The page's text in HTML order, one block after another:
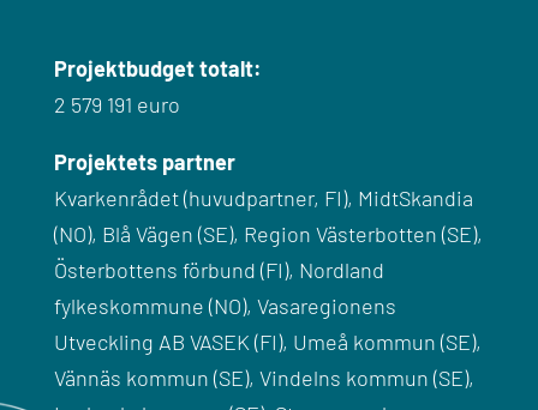
Projektbudget totalt:
2 579 191 euro
Projektets partner
Kvarkenrådet (huvudpartner, FI), MidtSkandia
(NO), Blå Vägen (SE), Region Västerbotten (SE),
Österbottens förbund (FI), Nordland
fylkeskommune (NO), Vasaregionens
Utveckling AB VASEK (FI), Umeå kommun (SE),
Vännäs kommun (SE), Vindelns kommun (SE),